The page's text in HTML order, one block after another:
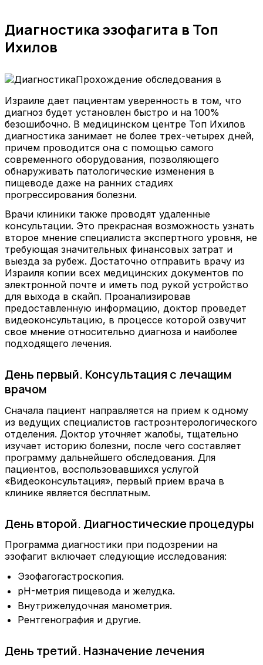
Диагностика эзофагита в Топ
Ихилов
Прохождение обследования в
Израиле дает пациентам уверенность в том, что
диагноз будет установлен быстро и на 100%
безошибочно. В медицинском центре Топ Ихилов
диагностика занимает не более трех-четырех дней,
причем проводится она с помощью самого
современного оборудования, позволяющего
обнаруживать патологические изменения в
пищеводе даже на ранних стадиях
прогрессирования болезни.
Врачи клиники также проводят удаленные
консультации. Это прекрасная возможность узнать
второе мнение специалиста экспертного уровня, не
требующая значительных финансовых затрат и
выезда за рубеж. Достаточно отправить врачу из
Израиля копии всех медицинских документов по
электронной почте и иметь под рукой устройство
для выхода в скайп. Проанализировав
предоставленную информацию, доктор проведет
видеоконсультацию, в процессе которой озвучит
свое мнение относительно диагноза и наиболее
подходящего лечения.
День первый. Консультация с лечащим
врачом
Сначала пациент направляется на прием к одному
из ведущих специалистов гастроэнтерологического
отделения. Доктор уточняет жалобы, тщательно
изучает историю болезни, после чего составляет
программу дальнейшего обследования. Для
пациентов, воспользовавшихся услугой
«Видеоконсультация», первый прием врача в
клинике является бесплатным.
День второй. Диагностические процедуры
Программа диагностики при подозрении на
эзофагит включает следующие исследования:
Эзофагогастроскопия.
pH-метрия пищевода и желудка.
Внутрижелудочная манометрия.
Рентгенография и другие.
День третий. Назначение лечения